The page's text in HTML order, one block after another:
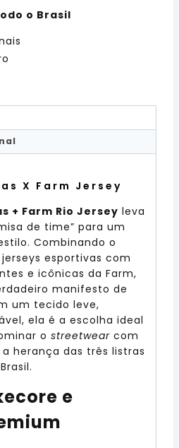
o Brasil
X Farm Jersey
+ Farm Rio Jersey leva
de time” para um
Combinando o
esportivas com
e icônicas da Farm,
manifesto de
um tecido leve,
ela é a escolha ideal
o streetwear com
herança das três listras
e